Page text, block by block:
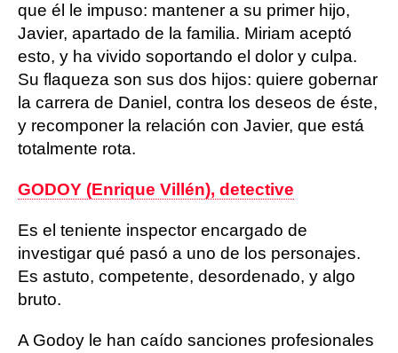
que él le impuso: mantener a su primer hijo,
Javier, apartado de la familia. Miriam aceptó
esto, y ha vivido soportando el dolor y culpa.
Su flaqueza son sus dos hijos: quiere gobernar
la carrera de Daniel, contra los deseos de éste,
y recomponer la relación con Javier, que está
totalmente rota.
GODOY (Enrique Villén), detective
Es el teniente inspector encargado de
investigar qué pasó a uno de los personajes.
Es astuto, competente, desordenado, y algo
bruto.
A Godoy le han caído sanciones profesionales